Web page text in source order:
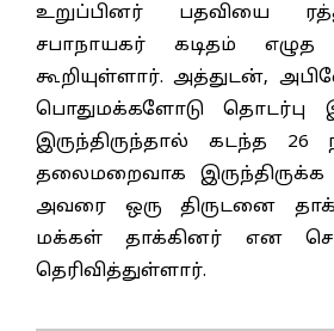
உறுப்பினர் பதவியை
சபாநாயகர் கடிதம் எழுத
கூறியுள்ளார். அத்துடன்,
பொதுமக்களோடு தொடர்பு
இருந்திருந்தால் கடந்த
தலைமறைவாக இருந்திருக்க
அவரை ஒரு திருடனை
மக்கள் தாக்கினர் என
தெரிவித்துள்ளார்.